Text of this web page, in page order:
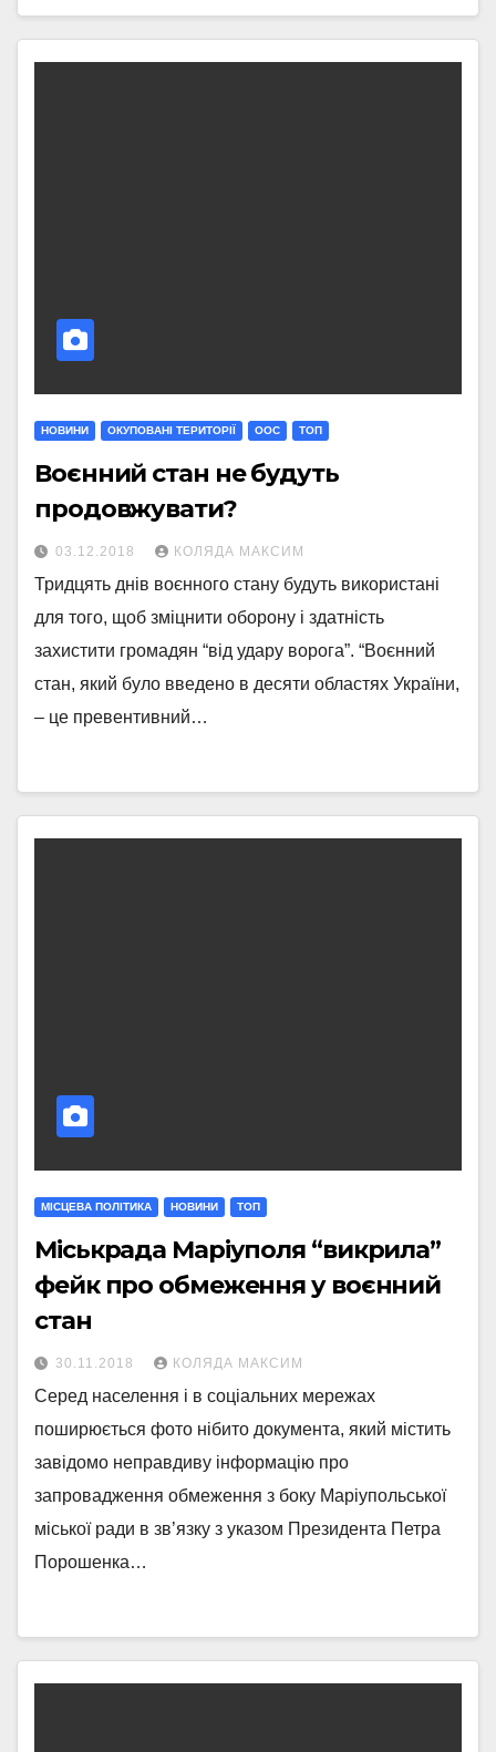
НОВИНИ ОКУПОВАНІ ТЕРИТОРІЇ ООС ТОП
Воєнний стан не будуть
продовжувати?
03.12.2018 КОЛЯДА МАКСИМ
Тридцять днів воєнного стану будуть використані
для того, щоб зміцнити оборону і здатність
захистити громадян “від удару ворога”. “Воєнний
стан, який було введено в десяти областях України,
– це превентивний…
МIСЦЕВА ПОЛIТИКА НОВИНИ ТОП
Міськрада Маріуполя “викрила”
фейк про обмеження у воєнний
стан
30.11.2018 КОЛЯДА МАКСИМ
Серед населення і в соціальних мережах
поширюється фото нібито документа, який містить
завідомо неправдиву інформацію про
запровадження обмеження з боку Маріупольської
міської ради в зв’язку з указом Президента Петра
Порошенка…